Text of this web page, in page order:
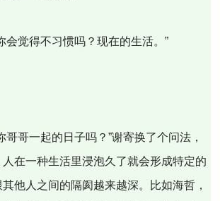
会觉得不习惯吗？现在的生活。”
哥一起的日子吗？”谢寄换了个问法，
在一种生活里浸泡久了就会形成特定的
他人之间的隔阂越来越深。比如海哲，